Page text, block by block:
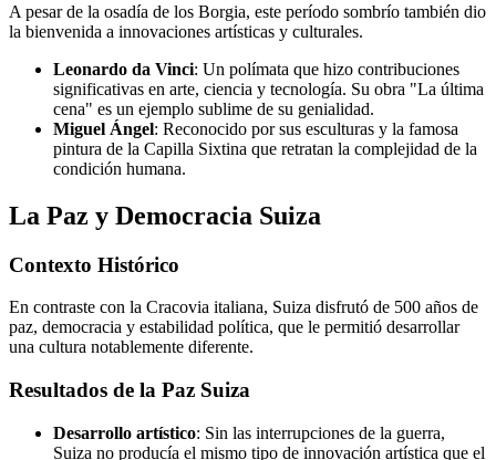
A pesar de la osadía de los Borgia, este período sombrío también dio
la bienvenida a innovaciones artísticas y culturales.
Leonardo da Vinci: Un polímata que hizo contribuciones
significativas en arte, ciencia y tecnología. Su obra "La última
cena" es un ejemplo sublime de su genialidad.
Miguel Ángel: Reconocido por sus esculturas y la famosa
pintura de la Capilla Sixtina que retratan la complejidad de la
condición humana.
La Paz y Democracia Suiza
Contexto Histórico
En contraste con la Cracovia italiana, Suiza disfrutó de 500 años de
paz, democracia y estabilidad política, que le permitió desarrollar
una cultura notablemente diferente.
Resultados de la Paz Suiza
Desarrollo artístico: Sin las interrupciones de la guerra,
Suiza no producía el mismo tipo de innovación artística que el